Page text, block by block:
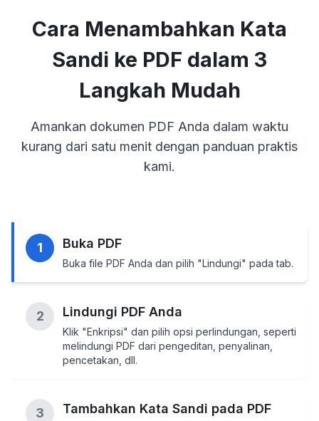
Cara Menambahkan Kata
Sandi ke PDF dalam 3
Langkah Mudah
Amankan dokumen PDF Anda dalam waktu
kurang dari satu menit dengan panduan praktis
kami.
1 Buka PDF
Buka file PDF Anda dan pilih "Lindungi" pada tab.
2 Lindungi PDF Anda
Klik "Enkripsi" dan pilih opsi perlindungan, seperti
melindungi PDF dari pengeditan, penyalinan,
pencetakan, dll.
3 Tambahkan Kata Sandi pada PDF